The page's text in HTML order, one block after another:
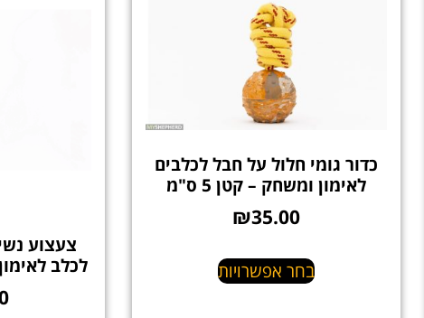
כדור גומי חלול על חבל לכלבים
לאימון ומשחק – קטן 5 ס"מ
₪35.00
בחר אפשרויות
צעצוע
לכלב לאימון